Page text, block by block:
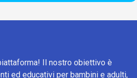
Il nostro obiettivo è
ed educativi per bambini e adulti,